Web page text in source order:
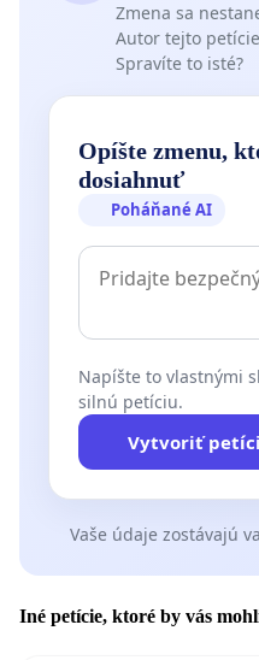
Zmena sa
Autor tejto
Spravíte to isté?
Opíšte zmenu,
dosiahnuť
Poháňané AI
Napíšte to vlastnými
silnú petíciu.
Vytvoriť
Vaše údaje zostávajú
Iné petície, ktoré by vás